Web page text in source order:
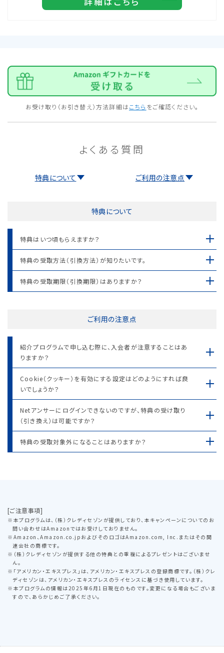
お受け取り（お引き替え）方法詳細はこちら をご確認ください。
よくある質問
特典について ご利用の注意点
特典について
特典はいつ頃もらえますか？
特典の受取方法（引換方法）が知りたいです。
特典の受取期限（引換期限）はありますか？
ご利用の注意点
紹介プログラムで申し込む際に、入会者が注意することはあ
りますか？
Cookie（クッキー）を有効にする設定はどのようにすれば良
いでしょうか？
Netアンサーにログインできないのですが、特典の受け取り
（引き換え）は可能ですか？
特典の受取対象外になることはありますか？
[ご注意事項]
本プログラムは、（株）クレディセゾンが提供しており、本キャンペーンについてのお
問い合わせはAmazonではお受けしておりません。
Amazon、Amazon.co.jpおよびそのロゴはAmazon.com, Inc.またはその関
連会社の商標です。
（株）クレディセゾンが提供する他の特典との重複によるプレゼントはございませ
ん。
「アメリカン・エキスプレス」は、アメリカン・エキスプレスの登録商標です。（株）クレ
ディセゾンは、アメリカン・エキスプレスのライセンスに基づき使用しています。
本プログラムの情報は2025年6月1日現在のものです。変更になる場合もございま
すので、あらかじめご了承ください。